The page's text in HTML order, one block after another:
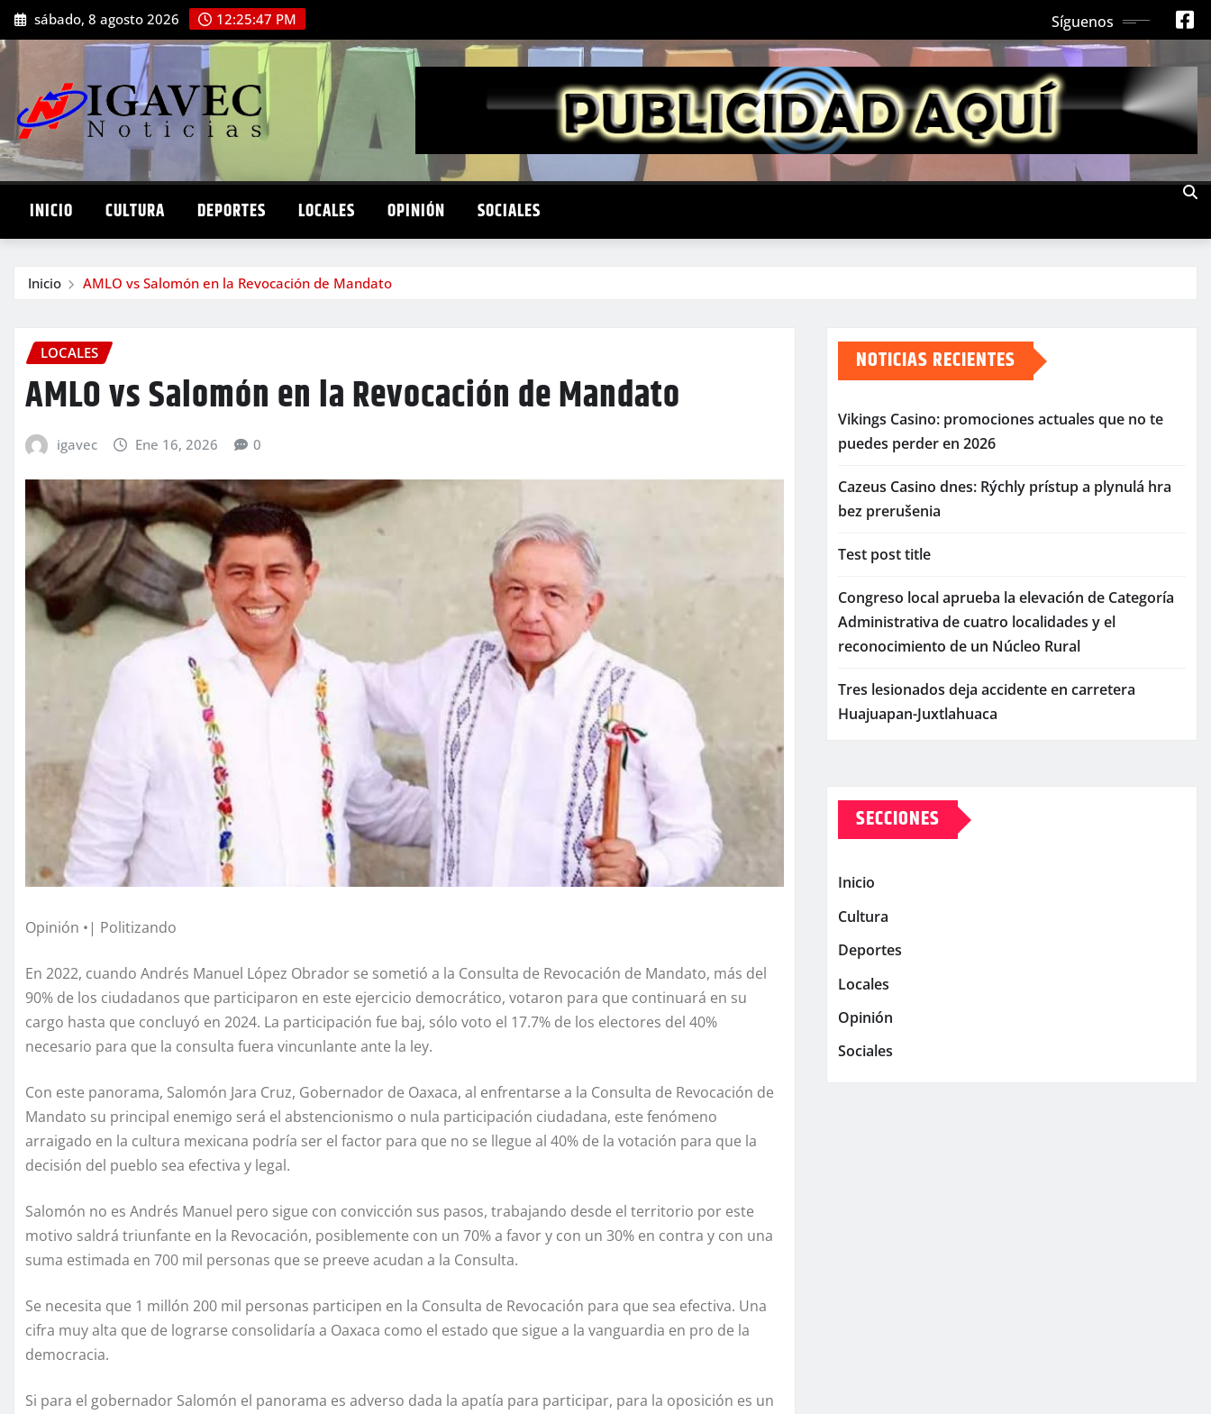
Saltar
al
contenido
sábado, 8 agosto 2026 12:25:48 PM Síguenos
INICIO CULTURA DEPORTES LOCALES OPINIÓN SOCIALES
Inicio AMLO vs Salomón en la Revocación de Mandato
LOCALES
AMLO vs Salomón en la Revocación de Mandato
igavec Ene 16, 2026 0
Opinión •| Politizando
En 2022, cuando Andrés Manuel López Obrador se sometió a la Consulta de Revocación de Mandato, más del
90% de los ciudadanos que participaron en este ejercicio democrático, votaron para que continuará en su
cargo hasta que concluyó en 2024. La participación fue baj, sólo voto el 17.7% de los electores del 40%
necesario para que la consulta fuera vincunlante ante la ley.
Con este panorama, Salomón Jara Cruz, Gobernador de Oaxaca, al enfrentarse a la Consulta de Revocación de
Mandato su principal enemigo será el abstencionismo o nula participación ciudadana, este fenómeno
arraigado en la cultura mexicana podría ser el factor para que no se llegue al 40% de la votación para que la
decisión del pueblo sea efectiva y legal.
Salomón no es Andrés Manuel pero sigue con convicción sus pasos, trabajando desde el territorio por este
motivo saldrá triunfante en la Revocación, posiblemente con un 70% a favor y con un 30% en contra y con una
suma estimada en 700 mil personas que se preeve acudan a la Consulta.
Se necesita que 1 millón 200 mil personas participen en la Consulta de Revocación para que sea efectiva. Una
cifra muy alta que de lograrse consolidaría a Oaxaca como el estado que sigue a la vanguardia en pro de la
democracia.
Si para el gobernador Salomón el panorama es adverso dada la apatía para participar, para la oposición es un
NOTICIAS RECIENTES
Vikings Casino: promociones actuales que no te
puedes perder en 2026
Cazeus Casino dnes: Rýchly prístup a plynulá hra
bez prerušenia
Test post title
Congreso local aprueba la elevación de Categoría
Administrativa de cuatro localidades y el
reconocimiento de un Núcleo Rural
Tres lesionados deja accidente en carretera
Huajuapan-Juxtlahuaca
SECCIONES
Inicio
Cultura
Deportes
Locales
Opinión
Sociales